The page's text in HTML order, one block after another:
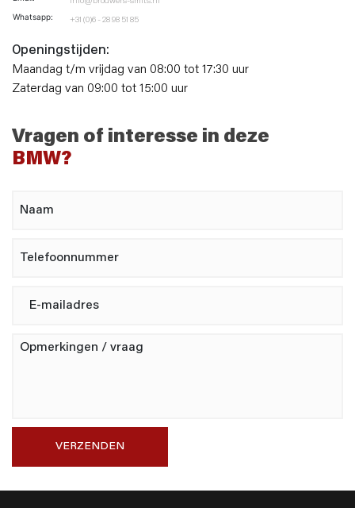
Whatsapp: +31 (0)6 - 28 98 51 85
Openingstijden:
Maandag t/m vrijdag van 08:00 tot 17:30 uur
Zaterdag van 09:00 tot 15:00 uur
Vragen of interesse in deze
BMW?
VERZENDEN